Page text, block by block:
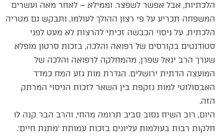
הלכתיות, אבל אפשר לשפצר. וממילא – לאחר מאה ועשרים
המשפחה תכריע על פי רצון ההולך לעולמו, ותבקש גם מטריה
הלכתית. על ניסוי הכבשה זכיתי להרצות לא מעט לפני
סטודנטים בקורסים של רפואה והלכה, בזכות סרטון מופלא
שערך הרב יגאל שפרן, מהמחלקה לרפואה והלכה של
המועצה הדתית ירושלים. הגדרת מות גזע המח כמדד
האבסולוטי למות נזקפת בין השאר לזכות הניסוי המרתק
הזה.
היום, רוב השיח נסוב סביב תרומה מהחי, והרב הבר קנה לו
חלקות רבות בעולמות עליונים בזכות עמותת ׳מתנת חיים׳.